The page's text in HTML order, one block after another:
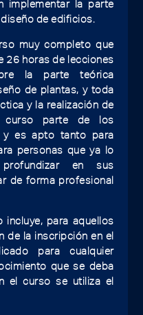
implementar la parte
de edificios.
muy completo que
26 horas de lecciones
la parte teórica
de plantas, y toda
y la realización de
curso parte de los
y es apto tanto para
personas que ya lo
en sus
de forma profesional
incluye, para aquellos
de la inscripción en el
para cualquier
que se deba
el curso se utiliza el